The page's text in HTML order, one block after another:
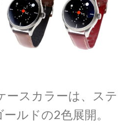
ースカラーは、ステ
ルドの2色展開。